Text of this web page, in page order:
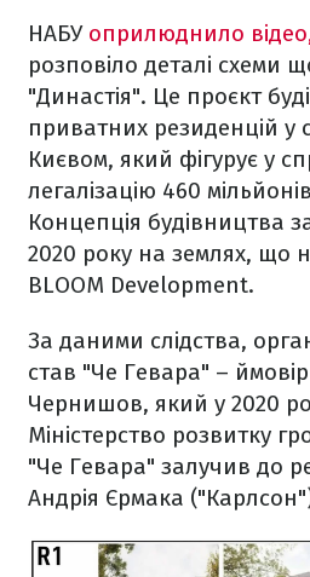
НАБУ оприлюднило
розповіло деталі схеми
"Династія". Це проєкт
приватних резиденцій у
Києвом, який фігурує у
легалізацію 460
Концепція будівництва
2020 року на землях, що
BLOOM Development.
За даними слідства,
став "Че Гевара" –
Чернишов, який у 2020
Міністерство розвитку
"Че Гевара" залучив до
Андрія Єрмака